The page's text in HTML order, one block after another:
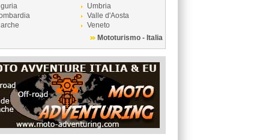
Umbria
Valle d'Aosta
Veneto
Mototurismo - Italia